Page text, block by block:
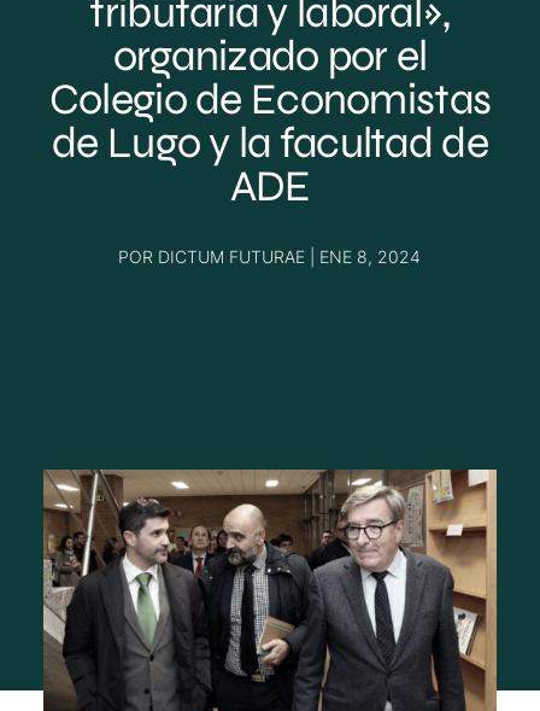
tributaria y laboral»,
organizado por el
Colegio de Economistas
de Lugo y la facultad de
ADE
POR DICTUM FUTURAE ENE 8, 2024